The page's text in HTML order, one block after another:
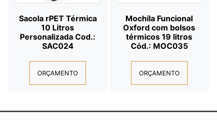
Sacola rPET Térmica
10 Litros
Personalizada Cod.:
SAC024
ORÇAMENTO
Mochila Funcional
Oxford com bolsos
térmicos 19 litros
Cód.: MOC035
ORÇAMENTO